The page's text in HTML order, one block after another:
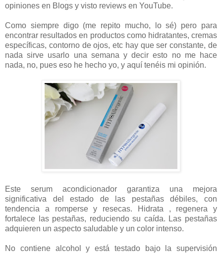
opiniones en Blogs y visto reviews en YouTube.
Como siempre digo (me repito mucho, lo sé) pero para
encontrar resultados en productos como hidratantes, cremas
específicas, contorno de ojos, etc hay que ser constante, de
nada sirve usarlo una semana y decir esto no me hace
nada, no, pues eso he hecho yo, y aquí tenéis mi opinión.
Este serum acondicionador garantiza una mejora
significativa del estado de las pestañas débiles, con
tendencia a romperse y resecas. Hidrata , regenera y
fortalece las pestañas, reduciendo su caída. Las pestañas
adquieren un aspecto saludable y un color intenso.
No contiene alcohol y está testado bajo la supervisión